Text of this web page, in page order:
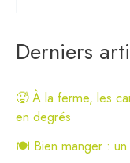
Derniers
🥵 À la ferme, les
en degrés
🍽️ Bien manger : un